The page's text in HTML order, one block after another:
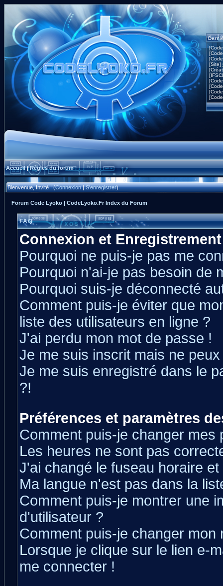
[Site]
Accueil|Règles du forum
Bienvenue, Invité ! (Connexion|S'enregistrer)
Forum Code Lyoko | CodeLyoko.Fr Index du Forum
FAQ
Connexion et Enregistrement
Pourquoi ne puis-je pas me
Pourquoi n'ai-je pas besoin de
Pourquoi suis-je déconnecté
Comment puis-je éviter que
liste des utilisateurs en ligne ?
J'ai perdu mon mot de passe !
Je me suis inscrit mais ne
Je me suis enregistré dans le
?!
Préférences et paramètres
Comment puis-je changer mes
Les heures ne sont pas
J'ai changé le fuseau horaire
Ma langue n'est pas dans la
Comment puis-je montrer une
d'utilisateur ?
Comment puis-je changer mon
Lorsque je clique sur le lien e-
me connecter !